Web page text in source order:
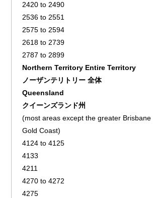
2420 to 2490
2536 to 2551
2575 to 2594
2618 to 2739
2787 to 2899
Northern Territory Entire Territory
ノーザンテリトリー 全体
Queensland
クイーンズランド州
(most areas except the greater
Gold Coast)
4124 to 4125
4133
4211
4270 to 4272
4275